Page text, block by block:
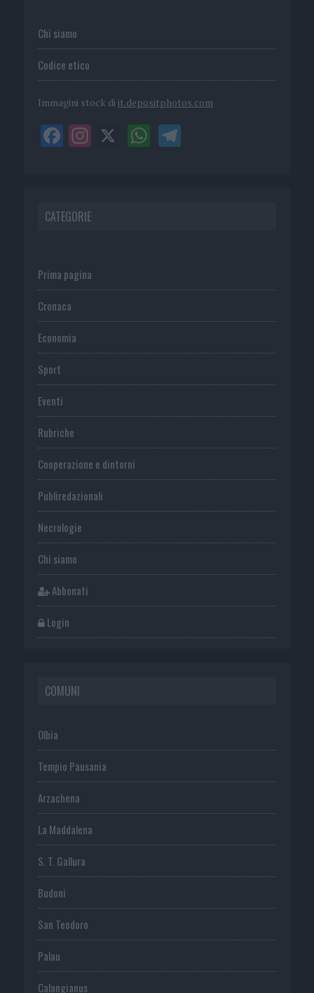
Chi siamo
Codice etico
Immagini stock di it.depositphotos.com
CATEGORIE
Prima pagina
Cronaca
Economia
Sport
Eventi
Rubriche
Cooperazione e dintorni
Publiredazionali
Necrologie
Chi siamo
Abbonati
Login
COMUNI
Olbia
Tempio Pausania
Arzachena
La Maddalena
S. T. Gallura
Budoni
San Teodoro
Palau
Calangianus